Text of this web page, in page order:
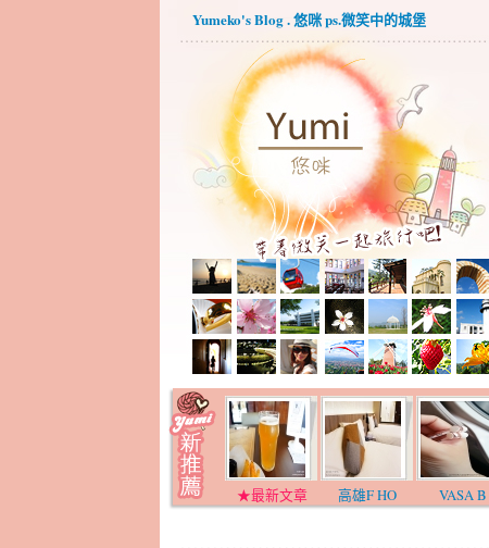
Yumeko's Blog . 悠咪 ps.微笑中的城堡
★最新文章 高雄F HO VASA B